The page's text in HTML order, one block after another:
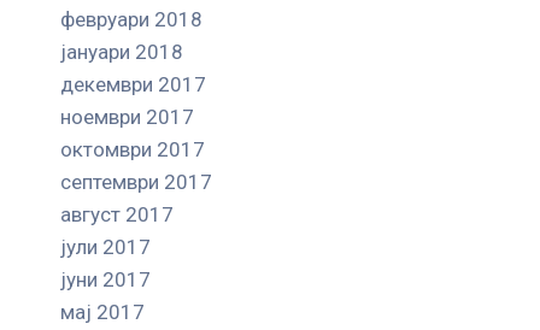
февруари 2018
јануари 2018
декември 2017
ноември 2017
октомври 2017
септември 2017
август 2017
јули 2017
јуни 2017
мај 2017